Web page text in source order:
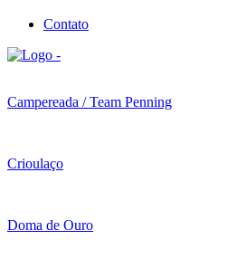
Contato
Campereada / Team Penning
Crioulaço
Doma de Ouro